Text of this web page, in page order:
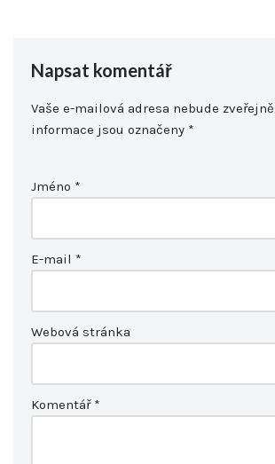
Napsat komentář
Vaše e-mailová adresa nebude
informace jsou označeny *
Jméno *
E-mail *
Webová stránka
Komentář *